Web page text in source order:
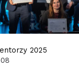
2025